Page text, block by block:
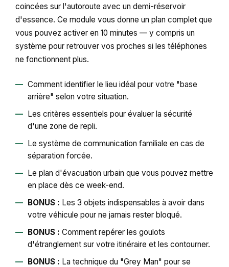
coincées sur l'autoroute avec un demi-réservoir
d'essence. Ce module vous donne un plan complet que
vous pouvez activer en 10 minutes — y compris un
système pour retrouver vos proches si les téléphones
ne fonctionnent plus.
Comment identifier le lieu idéal pour votre "base
arrière" selon votre situation.
Les critères essentiels pour évaluer la sécurité
d'une zone de repli.
Le système de communication familiale en cas de
séparation forcée.
Le plan d'évacuation urbain que vous pouvez mettre
en place dès ce week-end.
BONUS : Les 3 objets indispensables à avoir dans
votre véhicule pour ne jamais rester bloqué.
BONUS : Comment repérer les goulots
d'étranglement sur votre itinéraire et les contourner.
BONUS : La technique du "Grey Man" pour se